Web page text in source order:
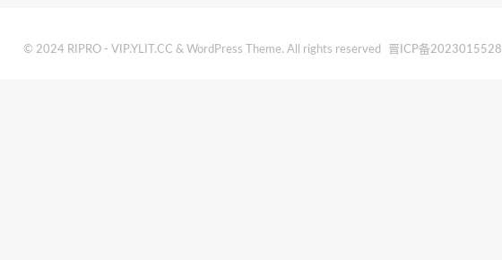
© 2024 RIPRO - VIP.YLIT.CC & WordPress Theme. All rights reserved 晋ICP备